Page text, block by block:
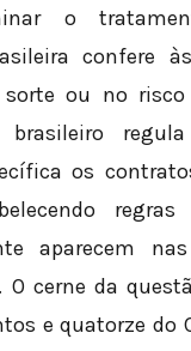
o
confere
sorte ou no risco
brasileiro
os
aparecem
O cerne da
e quatorze do